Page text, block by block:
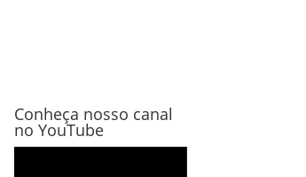
Conheça nosso canal
no YouTube